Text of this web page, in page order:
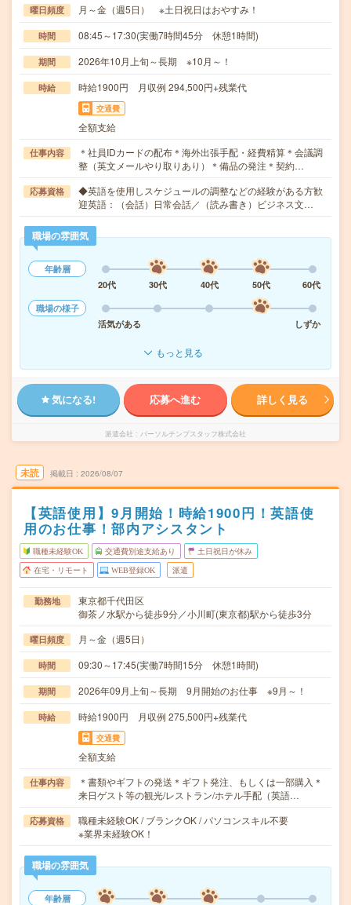
曜日頻度 月～金（週5日） ※土日祝日はおやすみ！
時間 08:45～17:30(実働7時間45分 休憩1時間)
期間 2026年10月上旬～長期 ※10月～！
時給 時給1900円 月収例 294,500円+残業代
交通費
全額支給
仕事内容
＊社員IDカードの配布＊海外出張手配・経費精算＊会議調
整（英文メールやり取りあり）＊備品の発注＊契約…
応募資格
◆英語を使用しスケジュールの調整などの経験がある方歓
迎英語：（会話）日常会話／（読み書き）ビジネス文…
職場の雰囲気
年齢層
20代
30代 40代 50代
60代
職場の様子
活気がある
しずか
もっと見る
気になる! 応募へ進む 詳しく見る
派遣会社 パーソルテンプスタッフ株式会社
未読 掲載日 2026/08/07
【英語使用】9月開始！時給1900円！英語使
用のお仕事！部内アシスタント
職種未経験OK 交通費別途支給あり 土日祝日が休み
在宅・リモート WEB登録OK 派遣
勤務地
東京都千代田区
御茶ノ水駅から徒歩9分／小川町(東京都)駅から徒歩3分
曜日頻度 月～金（週5日）
時間 09:30～17:45(実働7時間15分 休憩1時間)
期間 2026年09月上旬～長期 9月開始のお仕事 ※9月～！
時給 時給1900円 月収例 275,500円+残業代
交通費
全額支給
仕事内容
＊書類やギフトの発送＊ギフト発注、もしくは一部購入＊
来日ゲスト等の観光/レストラン/ホテル手配（英語…
応募資格
職種未経験OK / ブランクOK / パソコンスキル不要
※業界未経験OK！
職場の雰囲気
年齢層